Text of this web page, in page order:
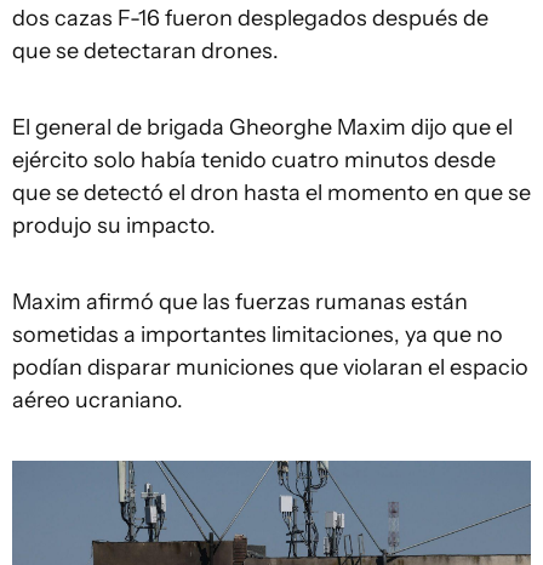
dos cazas F-16 fueron desplegados después de
que se detectaran drones.
El general de brigada Gheorghe Maxim dijo que el
ejército solo había tenido cuatro minutos desde
que se detectó el dron hasta el momento en que se
produjo su impacto.
Maxim afirmó que las fuerzas rumanas están
sometidas a importantes limitaciones, ya que no
podían disparar municiones que violaran el espacio
aéreo ucraniano.